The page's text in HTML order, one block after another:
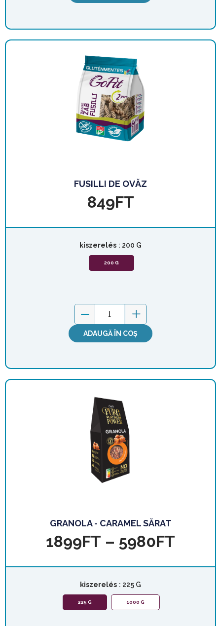
FUSILLI DE OVĂZ
849FT
kiszerelés : 200 G
200 G
ADAUGĂ ÎN COȘ
GRANOLA - CARAMEL SĂRAT
1899FT – 5980FT
kiszerelés : 225 G
225 G 1000 G